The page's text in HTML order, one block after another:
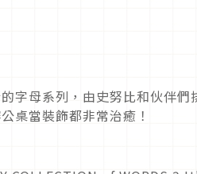
字母系列，由史努比和伙伴們
桌當裝飾都非常治癒！